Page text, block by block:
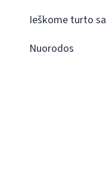
Ieškome turto
Nuorodos